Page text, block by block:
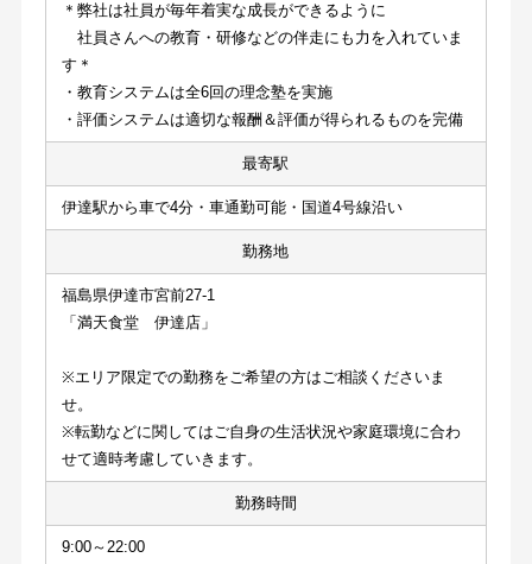
＊弊社は社員が毎年着実な成長ができるように
社員さんへの教育・研修などの伴走にも力を入れていま
す＊
・教育システムは全6回の理念塾を実施
・評価システムは適切な報酬＆評価が得られるものを完備
最寄駅
伊達駅から車で4分・車通勤可能・国道4号線沿い
勤務地
福島県伊達市宮前27-1
「満天食堂　伊達店」
※エリア限定での勤務をご希望の方はご相談くださいま
せ。
※転勤などに関してはご自身の生活状況や家庭環境に合わ
せて適時考慮していきます。
勤務時間
9:00～22:00